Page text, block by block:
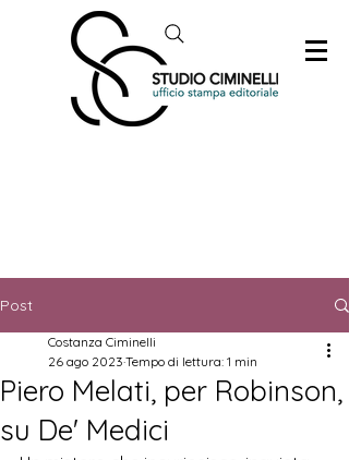
Post
Piero Melati, per Robinson,
su De' Medici
Costanza Ciminelli
26 ago 2023 Tempo di lettura: 1 min